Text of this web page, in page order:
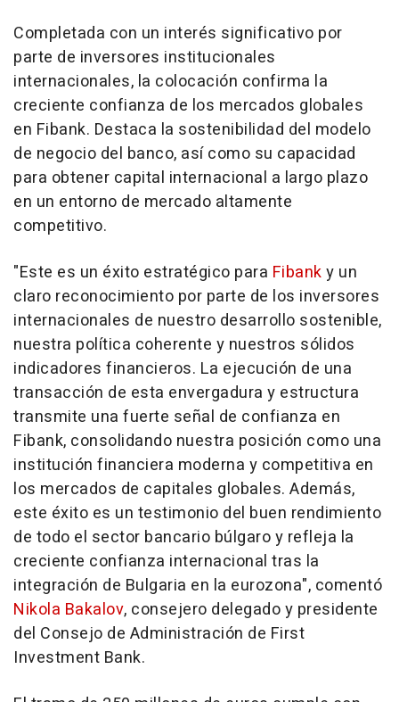
Completada con un interés significativo por
parte de inversores institucionales
internacionales, la colocación confirma la
creciente confianza de los mercados globales
en Fibank. Destaca la sostenibilidad del modelo
de negocio del banco, así como su capacidad
para obtener capital internacional a largo plazo
en un entorno de mercado altamente
competitivo.
"Este es un éxito estratégico para Fibanky un
claro reconocimiento por parte de los inversores
internacionales de nuestro desarrollo sostenible,
nuestra política coherente y nuestros sólidos
indicadores financieros. La ejecución de una
transacción de esta envergadura y estructura
transmite una fuerte señal de confianza en
Fibank, consolidando nuestra posición como una
institución financiera moderna y competitiva en
los mercados de capitales globales. Además,
este éxito es un testimonio del buen rendimiento
de todo el sector bancario búlgaro y refleja la
creciente confianza internacional tras la
integración de Bulgaria en la eurozona", comentó
Nikola Bakalov, consejero delegado y presidente
del Consejo de Administración de First
Investment Bank.